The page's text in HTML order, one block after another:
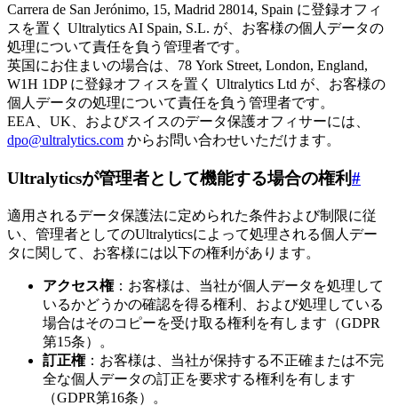
Carrera de San Jerónimo, 15, Madrid 28014, Spain に登録オフィ
スを置く Ultralytics AI Spain, S.L. が、お客様の個人データの
処理について責任を負う管理者です。
英国にお住まいの場合は、78 York Street, London, England,
W1H 1DP に登録オフィスを置く Ultralytics Ltd が、お客様の
個人データの処理について責任を負う管理者です。
EEA、UK、およびスイスのデータ保護オフィサーには、
dpo@ultralytics.com からお問い合わせいただけます。
Ultralyticsが管理者として機能する場合の権利#
適用されるデータ保護法に定められた条件および制限に従
い、管理者としてのUltralyticsによって処理される個人デー
タに関して、お客様には以下の権利があります。
アクセス権：お客様は、当社が個人データを処理して
いるかどうかの確認を得る権利、および処理している
場合はそのコピーを受け取る権利を有します（GDPR
第15条）。
訂正権：お客様は、当社が保持する不正確または不完
全な個人データの訂正を要求する権利を有します
（GDPR第16条）。